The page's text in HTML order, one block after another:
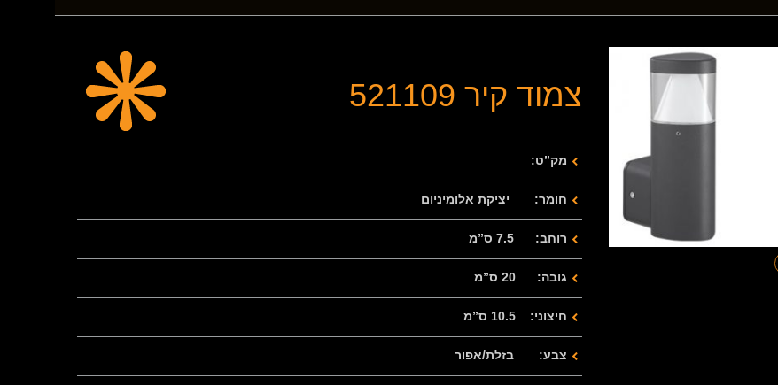
צמוד קיר 521109
מק”ט:
חומר: יציקת אלומיניום
רוחב: 7.5 ס”מ
גובה: 20 ס”מ
חיצוני: 10.5 ס”מ
צבע: בזלת/אפור